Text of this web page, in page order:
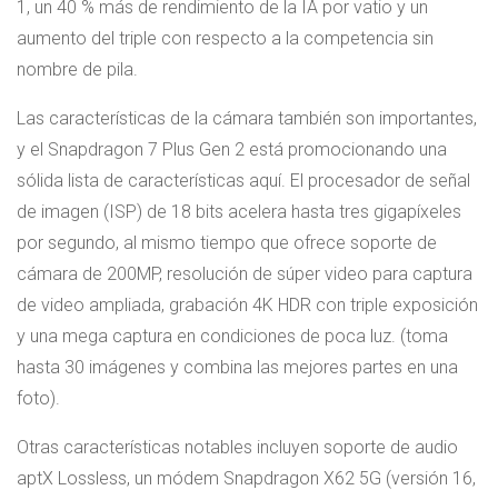
1, un 40 % más de rendimiento de la IA por vatio y un
aumento del triple con respecto a la competencia sin
nombre de pila.
Las características de la cámara también son importantes,
y el Snapdragon 7 Plus Gen 2 está promocionando una
sólida lista de características aquí. El procesador de señal
de imagen (ISP) de 18 bits acelera hasta tres gigapíxeles
por segundo, al mismo tiempo que ofrece soporte de
cámara de 200MP, resolución de súper video para captura
de video ampliada, grabación 4K HDR con triple exposición
y una mega captura en condiciones de poca luz. (toma
hasta 30 imágenes y combina las mejores partes en una
foto).
Otras características notables incluyen soporte de audio
aptX Lossless, un módem Snapdragon X62 5G (versión 16,